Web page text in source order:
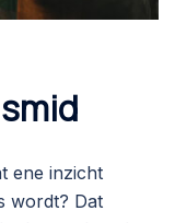
ene inzicht
wordt? Dat